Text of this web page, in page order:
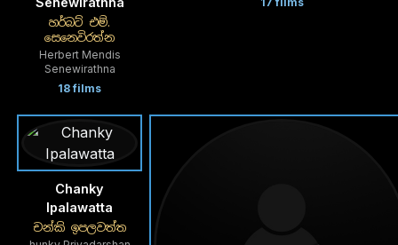
හර්බට් එම්.
සෙනෙවිරත්න
Herbert Mendis
Senewirathna
18 films
Chanky
Ipalawatta
චන්කි ඉපලවත්ත